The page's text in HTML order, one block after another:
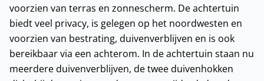
voorzien van terras en zonnescherm. De achtertuin
biedt veel privacy, is gelegen op het noordwesten en
voorzien van bestrating, duivenverblijven en is ook
bereikbaar via een achterom. In de achtertuin staan nu
meerdere duivenverblijven, de twee duivenhokken